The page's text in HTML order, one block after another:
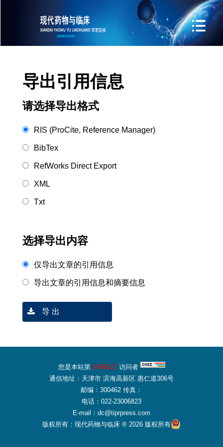
导出引用信息
请选择导出格式
RIS (ProCite, Reference Manager)
BibTex
RefWorks Direct Export
XML
Txt
选择导出内容
仅导出文章的引用信息
导出文章的引用信息和摘要信息
导 出
您是本站第 8548622访问者
通信地址：天津市 滨海高新区 惠仁道306号
邮编：300462 传真：
电话：022-23006823
E-mail：dc@tiprpress.com
版权所有：现代药物与临床 ® 2026 版权所有